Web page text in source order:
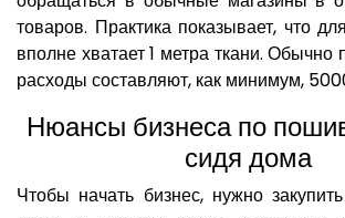
товаров. Практика показывает, что
вполне хватает 1 метра ткани.
расходы составляют, как минимум,
Нюансы бизнеса по
сидя дома
Чтобы начать бизнес, нужно